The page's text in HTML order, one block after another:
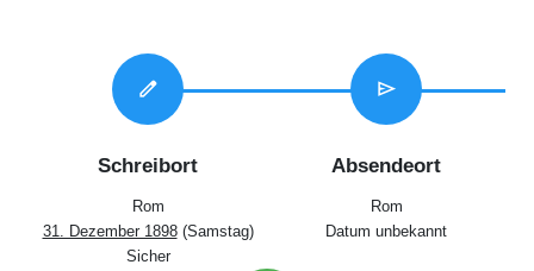
edit
Schreibort
Rom
31. Dezember 1898(Samstag)
Sicher
send
Absendeort
Rom
Datum unbekannt